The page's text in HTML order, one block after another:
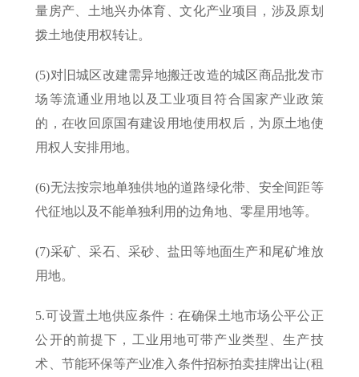
量房产、土地兴办体育、文化产业项目，涉及原划
拨土地使用权转让。
(5)对旧城区改建需异地搬迁改造的城区商品批发市
场等流通业用地以及工业项目符合国家产业政策
的，在收回原国有建设用地使用权后，为原土地使
用权人安排用地。
(6)无法按宗地单独供地的道路绿化带、安全间距等
代征地以及不能单独利用的边角地、零星用地等。
(7)采矿、采石、采砂、盐田等地面生产和尾矿堆放
用地。
5.可设置土地供应条件：在确保土地市场公平公正
公开的前提下，工业用地可带产业类型、生产技
术、节能环保等产业准入条件招标拍卖挂牌出让(租